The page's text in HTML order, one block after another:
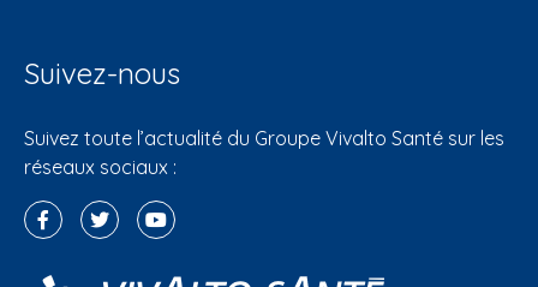
Suivez-nous
Suivez toute l’actualité du Groupe Vivalto Santé sur les
réseaux sociaux :